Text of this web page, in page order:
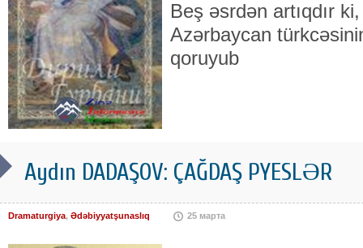
Beş əsrdən artıqdır
Azərbaycan
qoruyub
Aydın DADAŞOV: ÇAĞDAŞ PYESLƏR
Dramaturgiya, Ədəbiyyatşunaslıq 25 марта